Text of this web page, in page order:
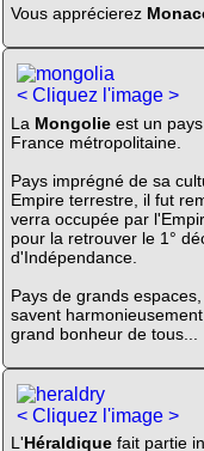
Vous apprécierez
< Cliquez l'image >
La Mongolieest un pays
France métropolitaine.
Pays imprégné de sa
Empire terrestre, il fut
verra occupée par
pour la retrouver le 1°
d'Indépendance.
Pays de grands
savent
grand bonheur de tous...
< Cliquez l'image >
L'Héraldiquefait partie